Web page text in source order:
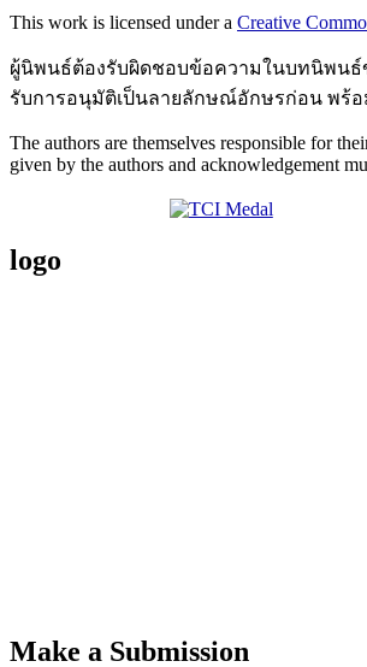
This work is licensed under a Creative
ผู้นิพนธ์ต้องรับผิดชอบข้อความในบทนิพนธ์
รับการอนุมัติเป็นลายลักษณ์อักษรก่อน พร้
The authors are themselves responsible for
given by the authors and acknowledgement
logo
Make a Submission